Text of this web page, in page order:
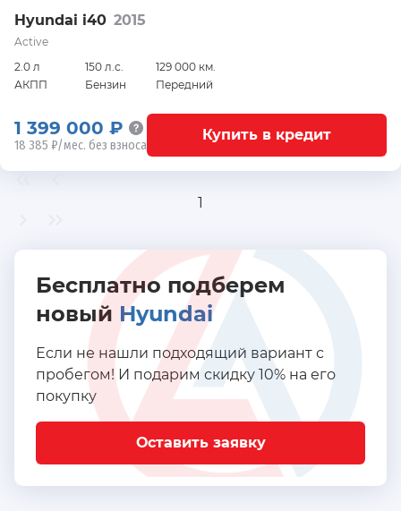
Hyundai i40 2015
Active
2.0 л
150 л.с.
129 000 км.
АКПП
Бензин Передний
Купить в кредит
1 399 000 ₽
18 385 ₽/мес. без взноса
1
Бесплатно подберем
новый Hyundai
Если не нашли подходящий вариант с
пробегом! И подарим скидку 10% на его
покупку
Оставить заявку